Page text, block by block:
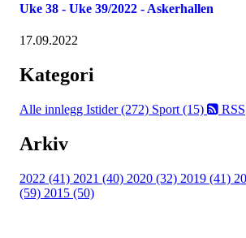
Uke 38 - Uke 39/2022 - Askerhallen
17.09.2022
Kategori
Alle innlegg Istider (272) Sport (15) RSS
Arkiv
2022 (41) 2021 (40) 2020 (32) 2019 (41)
(59) 2015 (50)